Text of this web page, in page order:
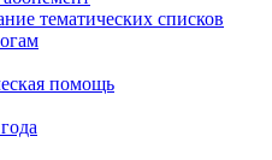
тематических списков
помощь